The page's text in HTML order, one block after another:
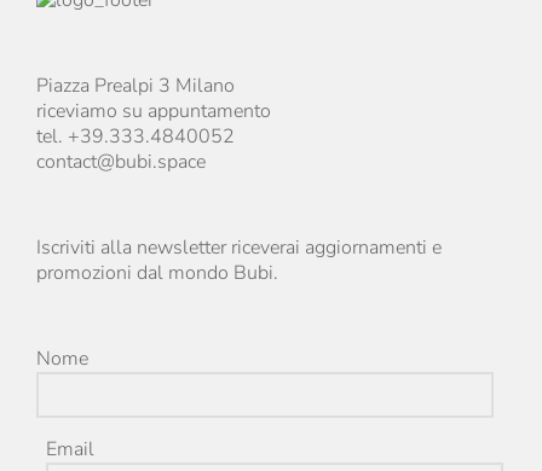
Piazza Prealpi 3 Milano
riceviamo su appuntamento
tel. +39.333.4840052
contact@bubi.space
Iscriviti alla newsletter riceverai aggiornamenti e
promozioni dal mondo Bubi.
Nome
Email